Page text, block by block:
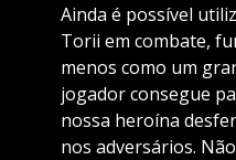
Ainda é possível
Torii em combate,
menos como um
jogador consegue
nossa heroína
nos adversários.